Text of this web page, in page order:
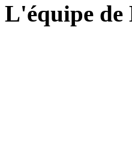
L'équipe de